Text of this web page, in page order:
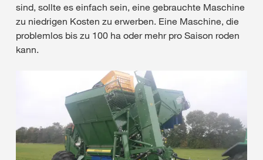
sind, sollte es einfach sein, eine gebrauchte Maschine
zu niedrigen Kosten zu erwerben. Eine Maschine, die
problemlos bis zu 100 ha oder mehr pro Saison roden
kann.